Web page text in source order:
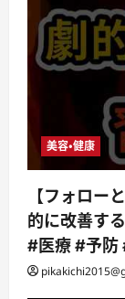
美容・健康
【フォロー
的に改善す
#医療 #予防